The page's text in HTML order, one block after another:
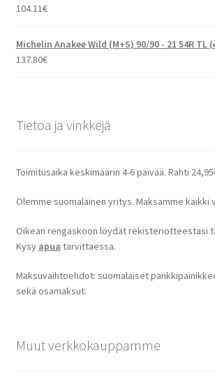
104.11€
Michelin Anakee Wild (M+S) 90/90 - 21 54R TL
137.80€
Tietoa ja vinkkejä
Toimitusaika keskimäärin 4-6 päivää. Rahti
Olemme suomalainen yritys. Maksamme kaikki
Oikean rengaskoon löydät rekisteriotteestasi
Kysy apua tarvittaessa.
Maksuvaihtoehdot: suomalaiset
sekä osamaksut.
Muut verkkokauppamme